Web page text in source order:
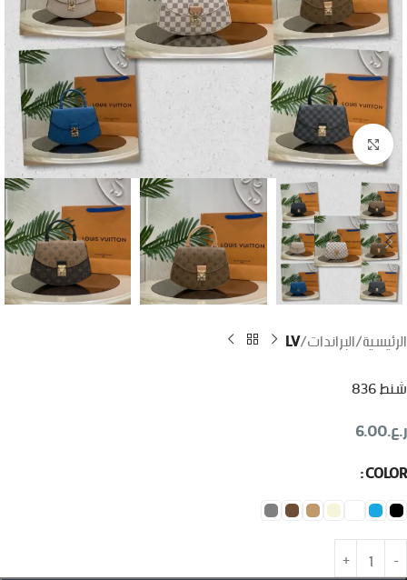
اضغط للتكبير
الرئيسية البراندات LV
شنط 836
ر.ع.6.00
COLOR